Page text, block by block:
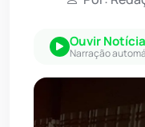
Ouvir Notícia
Narração